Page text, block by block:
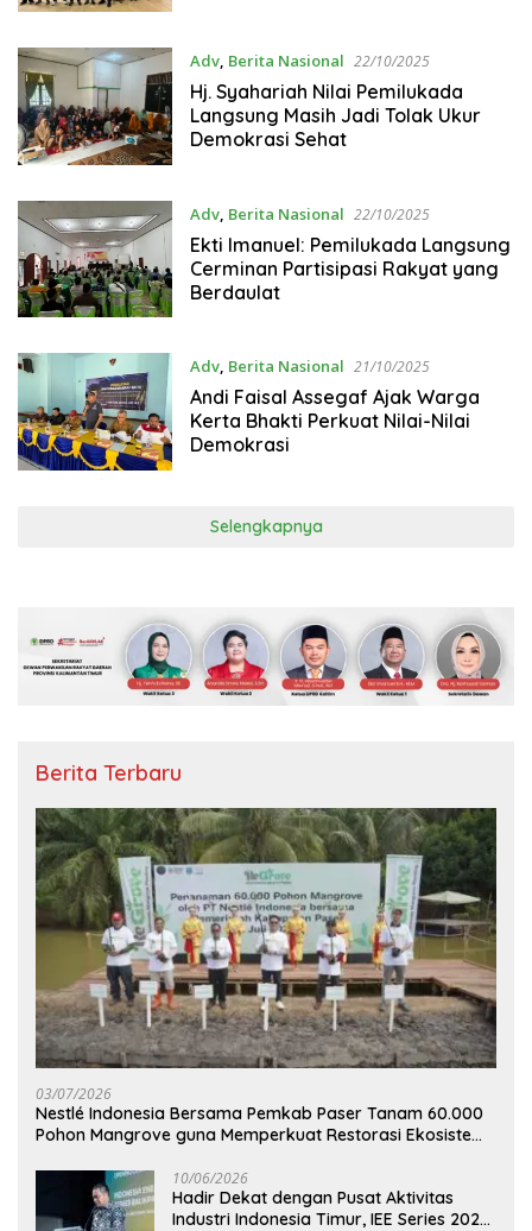
Adv, Berita Nasional 22/10/2025
Hj. Syahariah Nilai Pemilukada
Langsung Masih Jadi Tolak Ukur
Demokrasi Sehat
Adv, Berita Nasional 22/10/2025
Ekti Imanuel: Pemilukada Langsung
Cerminan Partisipasi Rakyat yang
Berdaulat
Adv, Berita Nasional 21/10/2025
Andi Faisal Assegaf Ajak Warga
Kerta Bhakti Perkuat Nilai-Nilai
Demokrasi
Selengkapnya
Berita Terbaru
03/07/2026
Nestlé Indonesia Bersama Pemkab Paser Tanam 60.000
Pohon Mangrove guna Memperkuat Restorasi Ekosistem
10/06/2026
Hadir Dekat dengan Pusat Aktivitas
Industri Indonesia Timur, IEE Series 2026